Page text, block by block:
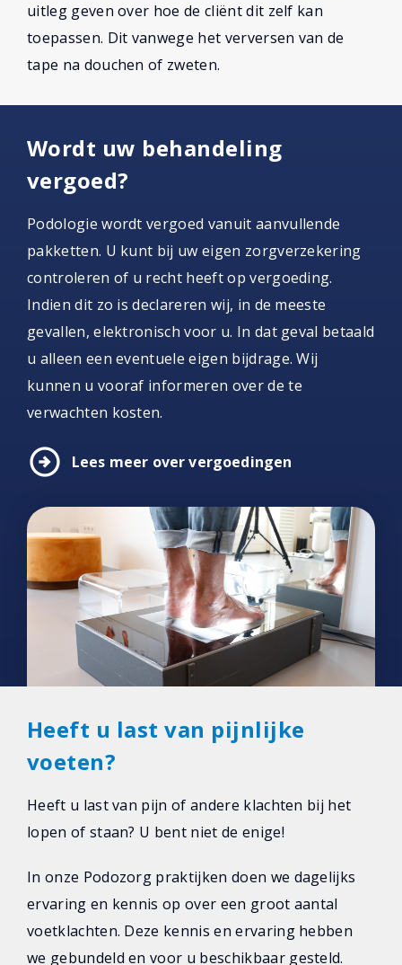
uitleg geven over hoe de cliënt dit zelf kan
toepassen. Dit vanwege het verversen van de
tape na douchen of zweten.
Wordt uw behandeling
vergoed?
Podologie wordt vergoed vanuit aanvullende
pakketten. U kunt bij uw eigen zorgverzekering
controleren of u recht heeft op vergoeding.
Indien dit zo is declareren wij, in de meeste
gevallen, elektronisch voor u. In dat geval betaald
u alleen een eventuele eigen bijdrage. Wij
kunnen u vooraf informeren over de te
verwachten kosten.
arrow_circle_right Lees meer over vergoedingen
Heeft u last van pijnlijke
voeten?
Heeft u last van pijn of andere klachten bij het
lopen of staan? U bent niet de enige!
In onze Podozorg praktijken doen we dagelijks
ervaring en kennis op over een groot aantal
voetklachten. Deze kennis en ervaring hebben
we gebundeld en voor u beschikbaar gesteld.